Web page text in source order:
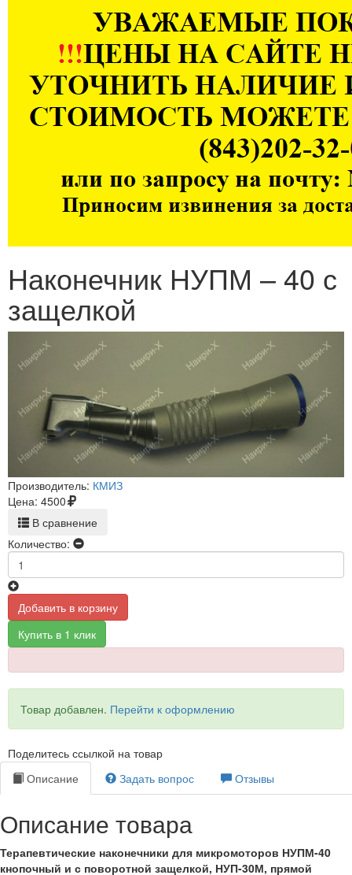
Наконечник НУПМ – 40 с
защелкой
Производитель: КМИЗ
Цена: 4500
В сравнение
Количество:
Добавить в корзину
Купить в 1 клик
Товар добавлен. Перейти к оформлению
Поделитесь ссылкой на товар
Описание
Задать вопрос Отзывы
Описание товара
Терапевтические наконечники для микромоторов НУПМ-40
кнопочный и с поворотной защелкой, НУП-30М, прямой